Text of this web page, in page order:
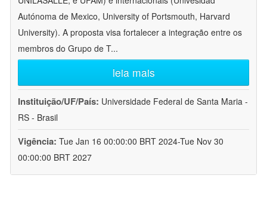
Autónoma de Mexico, University of Portsmouth, Harvard
University). A proposta visa fortalecer a integração entre os
membros do Grupo de T...
leia mais
Instituição/UF/País: Universidade Federal de Santa Maria -
RS - Brasil
Vigência: Tue Jan 16 00:00:00 BRT 2024-Tue Nov 30
00:00:00 BRT 2027